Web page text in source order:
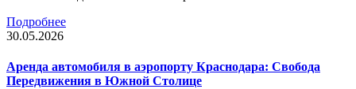
Подробнее
30.05.2026
Аренда автомобиля в аэропорту Краснодара: Свобода
Передвижения в Южной Столице